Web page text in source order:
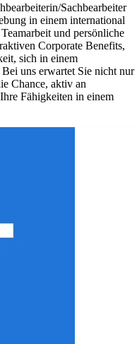
Sachbearbeiter
in einem international
und persönliche
Corporate Benefits,
sich in einem
uns erwartet Sie nicht nur
Chance, aktiv an
Fähigkeiten in einem